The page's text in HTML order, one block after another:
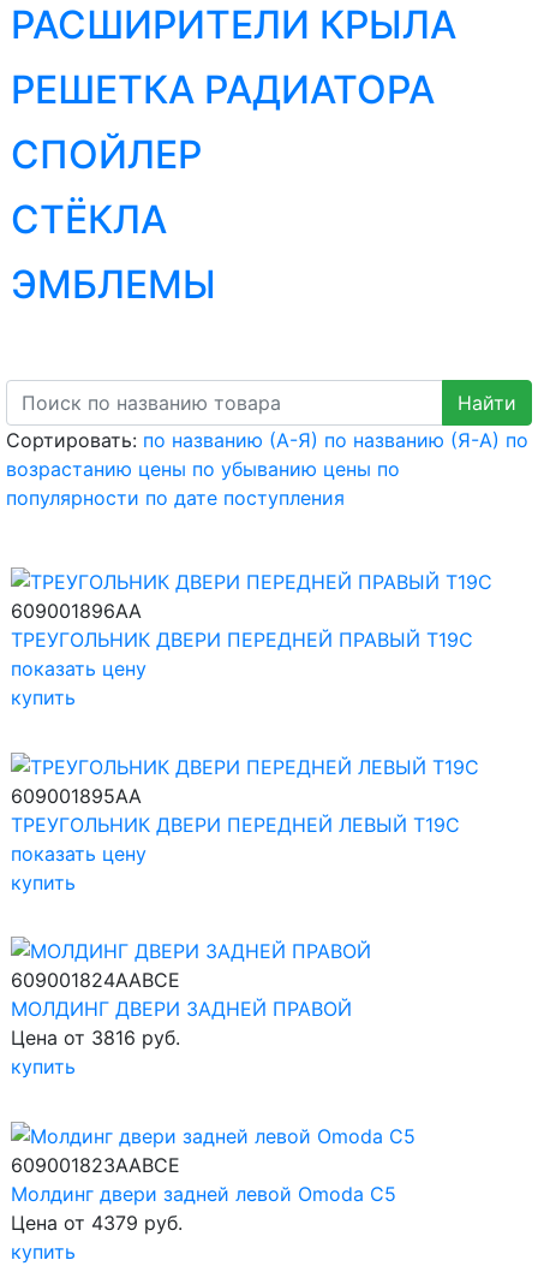
РАСШИРИТЕЛИ КРЫЛА
РЕШЕТКА РАДИАТОРА
СПОЙЛЕР
СТЁКЛА
ЭМБЛЕМЫ
Сортировать: по названию (А-Я) по названию (Я-А) по
возрастанию цены по убыванию цены по
популярности по дате поступления
609001896AA
ТРЕУГОЛЬНИК ДВЕРИ ПЕРЕДНЕЙ ПРАВЫЙ T19C
показать цену
купить
609001895AA
ТРЕУГОЛЬНИК ДВЕРИ ПЕРЕДНЕЙ ЛЕВЫЙ T19C
показать цену
купить
609001824AABCE
МОЛДИНГ ДВЕРИ ЗАДНЕЙ ПРАВОЙ
Цена от 3816 руб.
купить
609001823AABCE
Молдинг двери задней левой Omoda C5
Цена от 4379 руб.
купить